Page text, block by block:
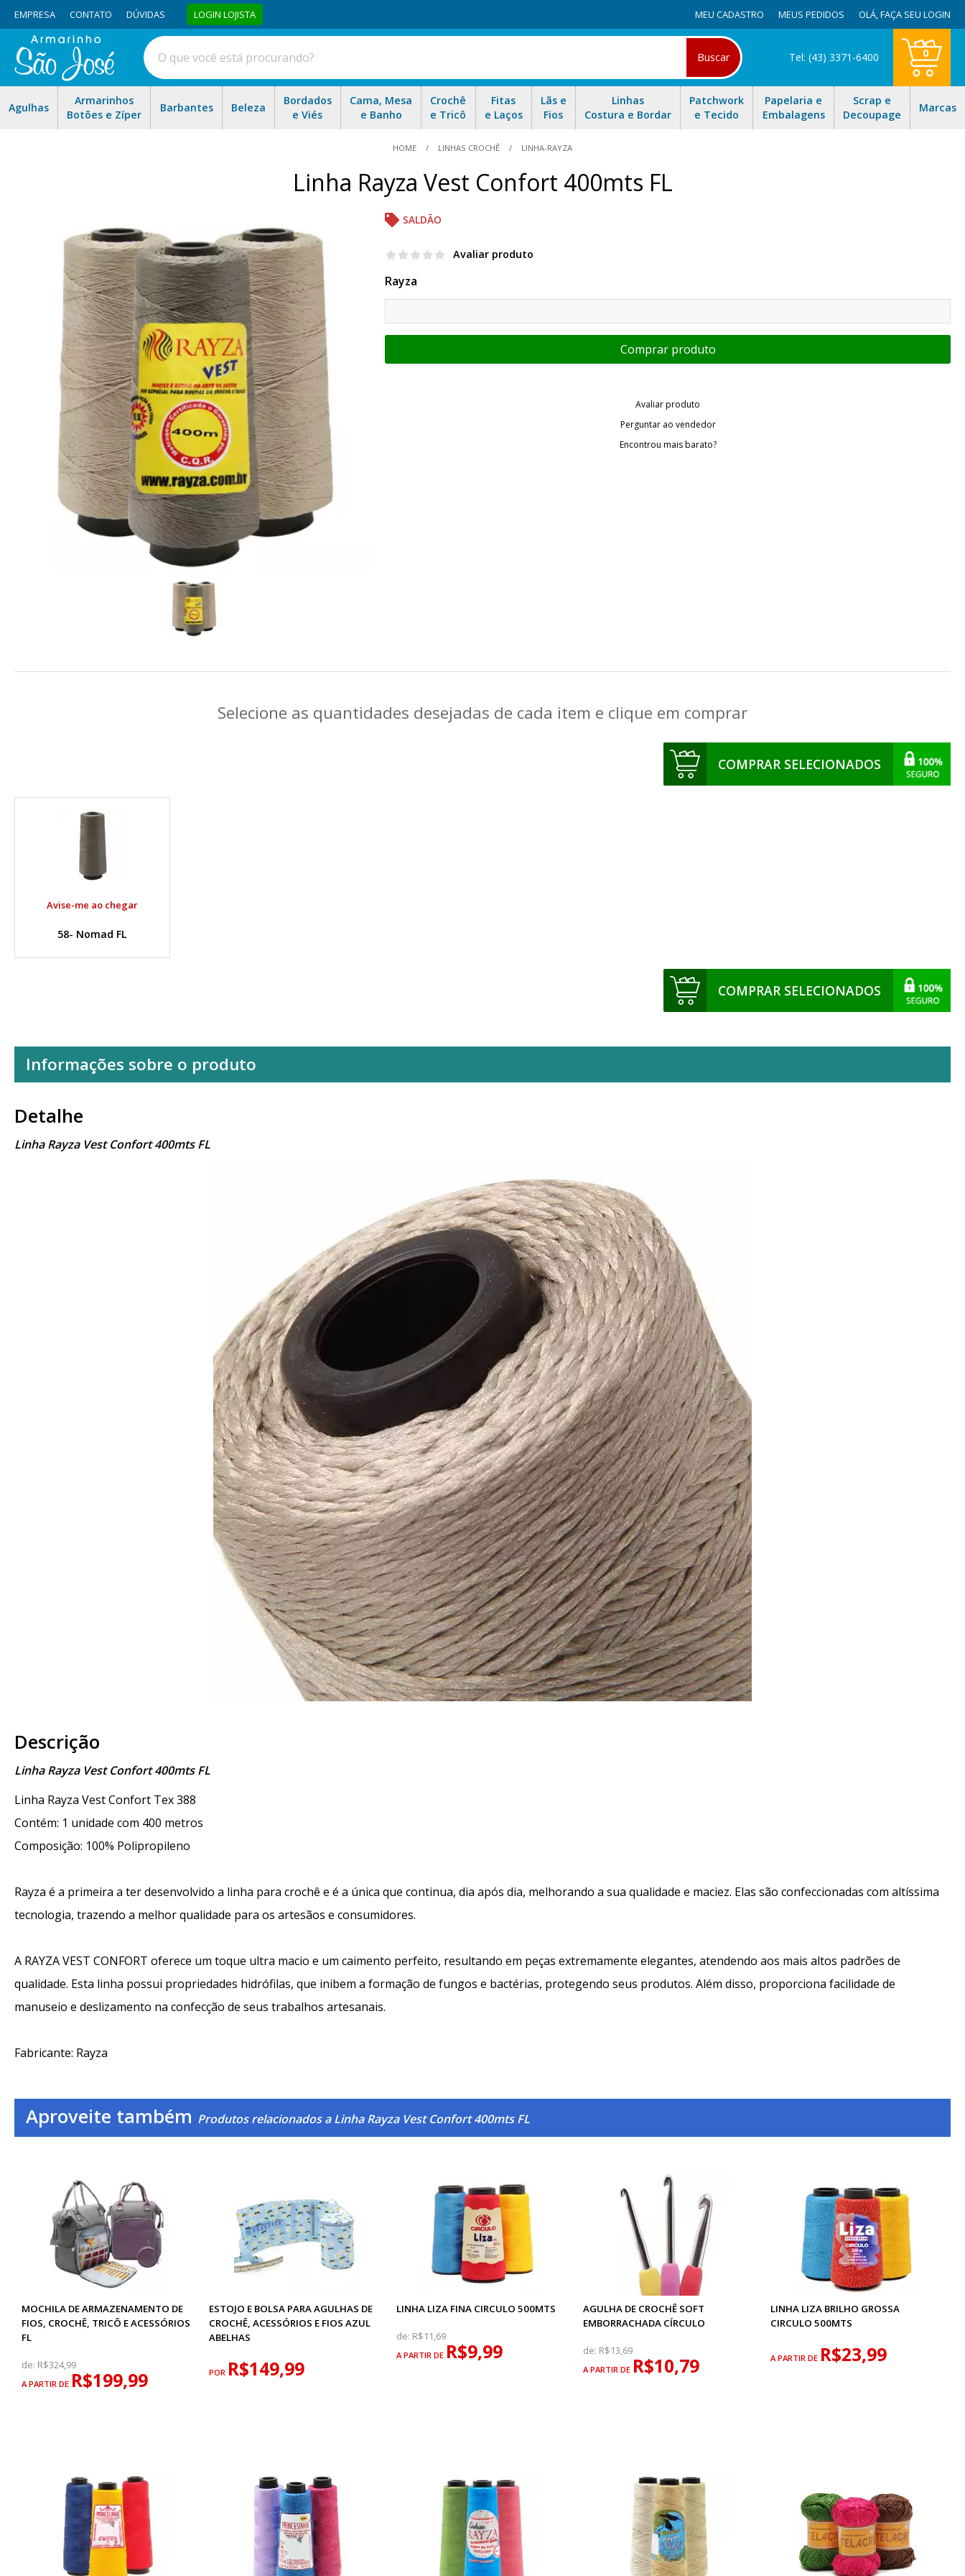
EMPRESA CONTATO DÚVIDAS LOGIN LOJISTA MEU CADASTRO MEUS PEDIDOS OLÁ,FAÇA SEU LOGIN
Buscar Tel: (43) 3371-6400 0
Agulhas
Armarinhos
Botões e Zíper
Barbantes Beleza
Bordados
e Viés
Cama, Mesa
e Banho
Crochê
e Tricô
Fitas
e Laços
Lãs e
Fios
Linhas
Costura e Bordar
Patchwork
e Tecido
Papelaria e
Embalagens
Scrap e
Decoupage
Marcas
HOME LINHAS CROCHÊ LINHA-RAYZA
Linha Rayza Vest Confort 400mts FL
SALDÃO
Avaliar produto
Rayza
Avaliar produto
Perguntar ao vendedor
Encontrou mais barato?
Selecione as quantidades desejadas de cada item e clique em comprar
COMPRAR SELECIONADOS
Avise-me ao chegar
58- Nomad FL
COMPRAR SELECIONADOS
Informações sobre o produto
Detalhe
Linha Rayza Vest Confort 400mts FL
Descrição
Linha Rayza Vest Confort 400mts FL
Linha Rayza Vest Confort Tex 388
Contém: 1 unidade com 400 metros
Composição: 100% Polipropileno
Rayza é a primeira a ter desenvolvido a linha para crochê e é a única que continua, dia após dia, melhorando a sua qualidade e maciez. Elas são confeccionadas com altíssima
tecnologia, trazendo a melhor qualidade para os artesãos e consumidores.
A RAYZA VEST CONFORT oferece um toque ultra macio e um caimento perfeito, resultando em peças extremamente elegantes, atendendo aos mais altos padrões de
qualidade. Esta linha possui propriedades hidrófilas, que inibem a formação de fungos e bactérias, protegendo seus produtos. Além disso, proporciona facilidade de
manuseio e deslizamento na confecção de seus trabalhos artesanais.
Fabricante: Rayza
Aproveite também Produtos relacionados a Linha Rayza Vest Confort 400mts FL
MOCHILA DE ARMAZENAMENTO DE
FIOS, CROCHÊ, TRICÔ E ACESSÓRIOS
FL
de: R$324,99
A PARTIR DE R$199,99
ESTOJO E BOLSA PARA AGULHAS DE
CROCHÊ, ACESSÓRIOS E FIOS AZUL
ABELHAS
POR R$149,99
LINHA LIZA FINA CIRCULO 500MTS
de: R$11,69
A PARTIR DE R$9,99
AGULHA DE CROCHÊ SOFT
EMBORRACHADA CÍRCULO
de: R$13,69
A PARTIR DE R$10,79
LINHA LIZA BRILHO GROSSA
CIRCULO 500MTS
A PARTIR DE R$23,99